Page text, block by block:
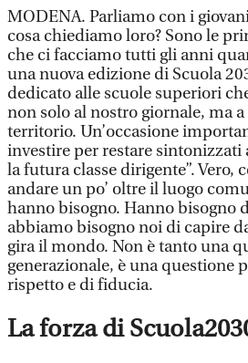
MODENA. Parliamo con i
cosa chiediamo loro? Sono le
che ci facciamo tutti gli anni
una nuova edizione di Scuola
dedicato alle scuole superiori
non solo al nostro giornale, ma
territorio. Un’occasione
investire per restare sintonizzati
la futura classe dirigente”. Vero,
andare un po’ oltre il luogo
hanno bisogno. Hanno bisogno
abbiamo bisogno noi di capire
gira il mondo. Non è tanto una
generazionale, è una questione
rispetto e di fiducia.
La forza di